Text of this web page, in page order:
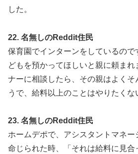
した。
22. 名無しのReddit住民
保育園でインターンをしているので
どもを預かってほしいと親に頼ま
ナーに相談したら、その親はよくそ
うで、給料以上のことはやりたくな
23. 名無しのReddit住民
ホームデポで、アシスタントマネー
命じられた時、「それは給料に見合